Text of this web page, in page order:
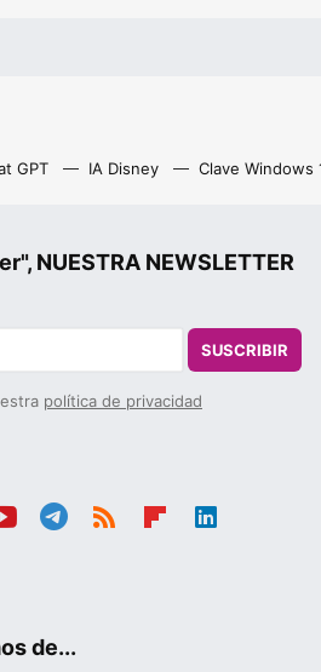
GPT IA Disney Clave Windows
NUESTRA NEWSLETTER
SUSCRIBIR
política de privacidad
de...